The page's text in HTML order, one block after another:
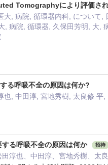
Tomographyにより評価され
, 病院, 循環器内科, につい
, 病院, 循環器, 久保田芳明, 大
る呼吸不全の原因は何か?
, 中田淳, 宮地秀樹, 太良修
る呼吸不全の原因は何か 招待
淳也、中田淳、宮地秀樹、太